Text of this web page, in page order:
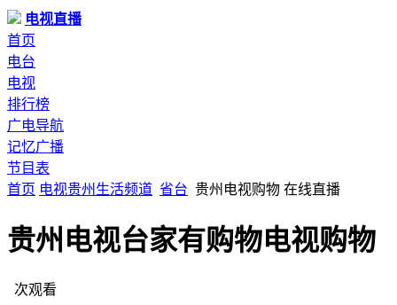
电视直播
首页
电台
电视
排行榜
广电导航
记忆广播
节目表
首页 电视贵州 生活频道 省台 贵州电视购物 在线直播
贵州电视台家有购物电视购物
次观看